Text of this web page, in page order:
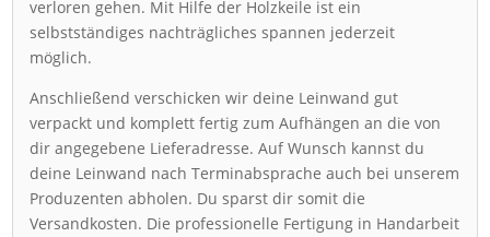
verloren gehen. Mit Hilfe der Holzkeile ist ein
selbstständiges nachträgliches spannen jederzeit
möglich.
Anschließend verschicken wir deine Leinwand gut
verpackt und komplett fertig zum Aufhängen an die von
dir angegebene Lieferadresse. Auf Wunsch kannst du
deine Leinwand nach Terminabsprache auch bei unserem
Produzenten abholen. Du sparst dir somit die
Versandkosten. Die professionelle Fertigung in Handarbeit